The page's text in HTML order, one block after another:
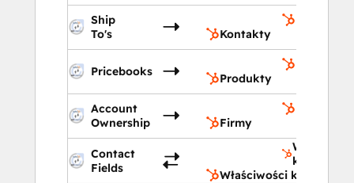
Ship
To's
Kontakty
Pricebooks
Produkty
Account
Ownership
Firmy
Contact
Fields
kontaktu
Właściwości kontaktu